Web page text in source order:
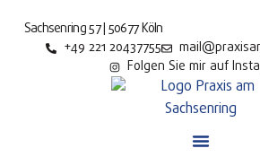
Sachsenring 57 | 50677 Köln
+49 221 20437755
Folgen Sie mir auf